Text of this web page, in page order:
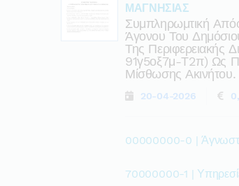
ΜΑΓΝΗΣΙΑΣ
Συμπληρωμτική
Άγονου Του
Της Περιφερειακής
91γ5οξ7μ-Τ2π) Ως
Μίσθωσης Ακινήτου.
20-04-2026
00000000-0 |
70000000-1 |